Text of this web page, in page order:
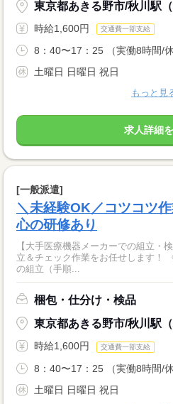
東京都あきる野市/秋川駅（
時給1,600円 交通費一部支給
8：40〜17：25 （実働8時間/
土曜日 日曜日 祝日
もっと見
求人詳細
[一般派遣]
＼未経験OK／コツコツ
心の研修あり
【大手医療機器メーカーでの組立・検査】 医療機器メーカー
立＆チェック作業をお任せします！ 《具体的には…》 ・小さな部品
の組立（手順...
梱包・仕分け・検品
東京都あきる野市/秋川駅（
時給1,600円 交通費一部支給
8：40〜17：25 （実働8時間/
土曜日 日曜日 祝日